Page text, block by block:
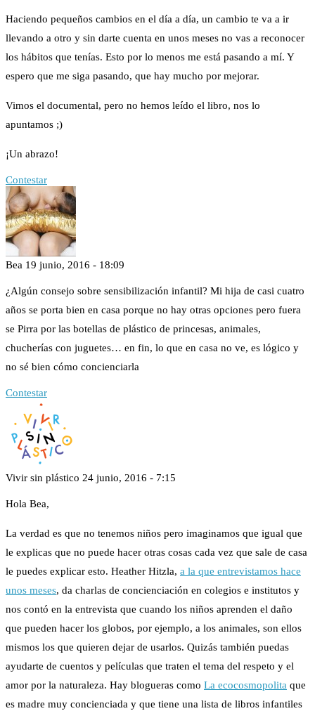
Haciendo pequeños cambios en el día a día, un cambio te va a ir
llevando a otro y sin darte cuenta en unos meses no vas a reconocer
los hábitos que tenías. Esto por lo menos me está pasando a mí. Y
espero que me siga pasando, que hay mucho por mejorar.
Vimos el documental, pero no hemos leído el libro, nos lo
apuntamos ;)
¡Un abrazo!
Contestar
Bea 19 junio, 2016 - 18:09
¿Algún consejo sobre sensibilización infantil? Mi hija de casi cuatro
años se porta bien en casa porque no hay otras opciones pero fuera
se Pirra por las botellas de plástico de princesas, animales,
chucherías con juguetes… en fin, lo que en casa no ve, es lógico y
no sé bien cómo concienciarla
Contestar
Vivir sin plástico 24 junio, 2016 - 7:15
Hola Bea,
La verdad es que no tenemos niños pero imaginamos que igual que
le explicas que no puede hacer otras cosas cada vez que sale de casa
le puedes explicar esto. Heather Hitzla, a la que entrevistamos hace
unos meses, da charlas de concienciación en colegios e institutos y
nos contó en la entrevista que cuando los niños aprenden el daño
que pueden hacer los globos, por ejemplo, a los animales, son ellos
mismos los que quieren dejar de usarlos. Quizás también puedas
ayudarte de cuentos y películas que traten el tema del respeto y el
amor por la naturaleza. Hay blogueras como La ecocosmopolita que
es madre muy concienciada y que tiene una lista de libros infantiles